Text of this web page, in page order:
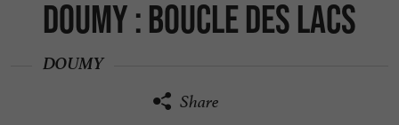
Doumy : boucle des lacs
DOUMY
Share